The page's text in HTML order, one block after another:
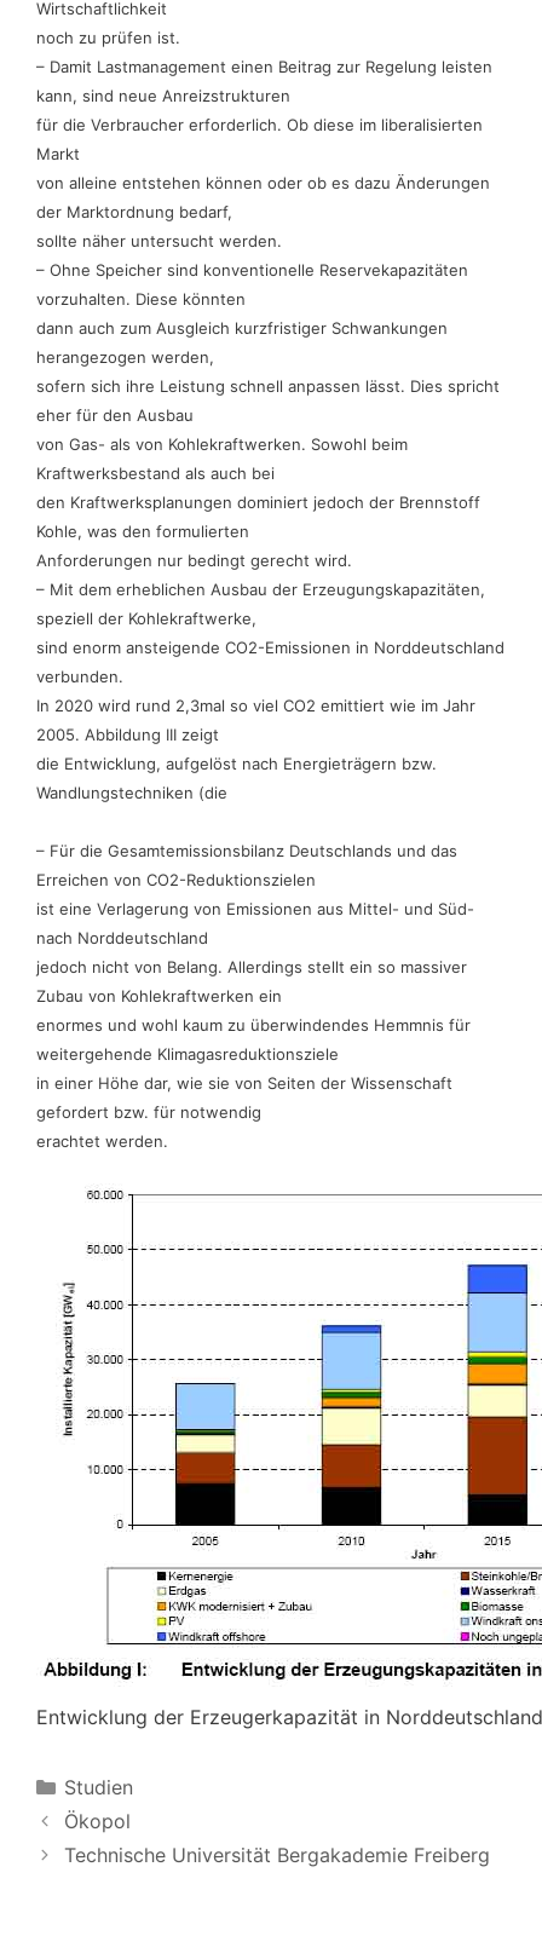
Wirtschaftlichkeit
noch zu prüfen ist.
– Damit Lastmanagement einen Beitrag zur Regelung leisten
kann, sind neue Anreizstrukturen
für die Verbraucher erforderlich. Ob diese im liberalisierten
Markt
von alleine entstehen können oder ob es dazu Änderungen
der Marktordnung bedarf,
sollte näher untersucht werden.
– Ohne Speicher sind konventionelle Reservekapazitäten
vorzuhalten. Diese könnten
dann auch zum Ausgleich kurzfristiger Schwankungen
herangezogen werden,
sofern sich ihre Leistung schnell anpassen lässt. Dies spricht
eher für den Ausbau
von Gas- als von Kohlekraftwerken. Sowohl beim
Kraftwerksbestand als auch bei
den Kraftwerksplanungen dominiert jedoch der Brennstoff
Kohle, was den formulierten
Anforderungen nur bedingt gerecht wird.
– Mit dem erheblichen Ausbau der Erzeugungskapazitäten,
speziell der Kohlekraftwerke,
sind enorm ansteigende CO2-Emissionen in Norddeutschland
verbunden.
In 2020 wird rund 2,3mal so viel CO2 emittiert wie im Jahr
2005. Abbildung III zeigt
die Entwicklung, aufgelöst nach Energieträgern bzw.
Wandlungstechniken (die
– Für die Gesamtemissionsbilanz Deutschlands und das
Erreichen von CO2-Reduktionszielen
ist eine Verlagerung von Emissionen aus Mittel- und Süd-
nach Norddeutschland
jedoch nicht von Belang. Allerdings stellt ein so massiver
Zubau von Kohlekraftwerken ein
enormes und wohl kaum zu überwindendes Hemmnis für
weitergehende Klimagasreduktionsziele
in einer Höhe dar, wie sie von Seiten der Wissenschaft
gefordert bzw. für notwendig
erachtet werden.
Entwicklung der Erzeugerkapazität in Norddeutschland
Kategorien
Studien
Ökopol
Technische Universität Bergakademie Freiberg